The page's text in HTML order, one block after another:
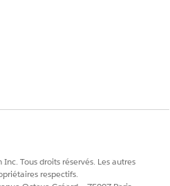
VOTRE PROBLÈME ?
pouvons améliorer !
Tous droits réservés. Les autres
respectifs.